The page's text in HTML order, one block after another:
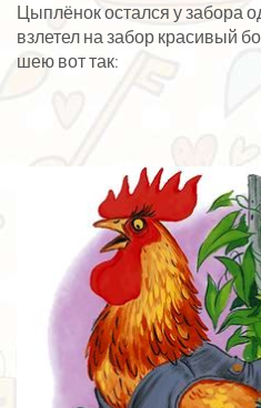
Цыплёнок остался у забора
взлетел на забор красивый
шею вот так: